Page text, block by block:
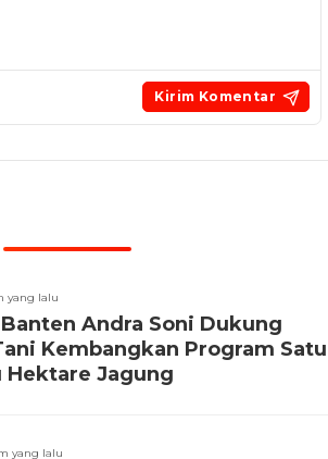
yang lalu
Andra Soni Dukung
Kembangkan Program Satu
Hektare Jagung
yang lalu